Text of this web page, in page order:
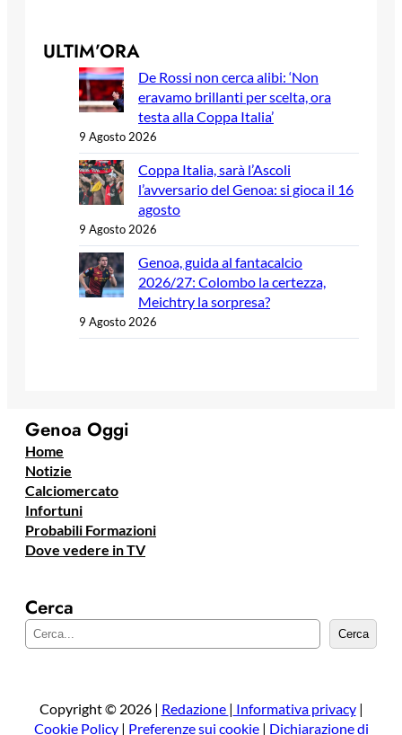
ULTIM’ORA
De Rossi non cerca alibi: ‘Non
eravamo brillanti per scelta, ora
testa alla Coppa Italia’
9 Agosto 2026
Coppa Italia, sarà l’Ascoli
l’avversario del Genoa: si gioca il 16
agosto
9 Agosto 2026
Genoa, guida al fantacalcio
2026/27: Colombo la certezza,
Meichtry la sorpresa?
9 Agosto 2026
Genoa Oggi
Home
Notizie
Calciomercato
Infortuni
Probabili Formazioni
Dove vedere in TV
Cerca
e
a
Cerca
Copyright © 2026 | Redazione | Informativa privacy|
Cookie Policy| Preferenze sui cookie| Dichiarazione di